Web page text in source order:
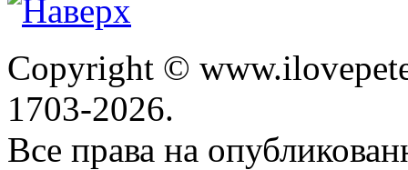
Copyright ©
1703-2026.
Все права на